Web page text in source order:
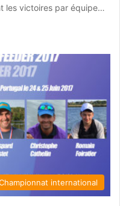
les victoires par équipe…
international